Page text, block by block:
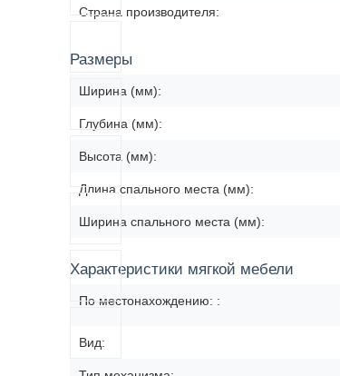
Страна производителя:
Размеры
Ширина (мм):
Глубина (мм):
Высота (мм):
Длина спального места (мм):
Ширина спального места (мм):
Характеристики мягкой мебели
По местонахождению: :
Вид: